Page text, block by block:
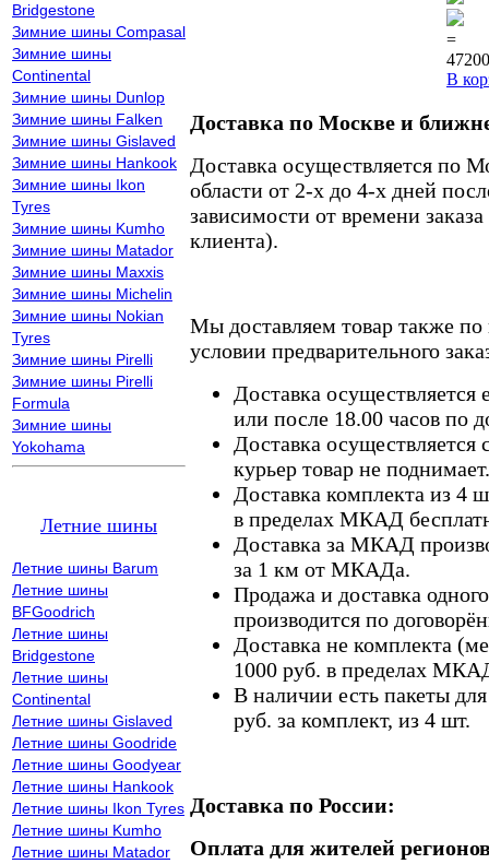
Bridgestone
Зимние шины Compasal
Зимние шины
Continental
Зимние шины Dunlop
Зимние шины Falken
Зимние шины Gislaved
Зимние шины Hankook
Зимние шины Ikon
Tyres
Зимние шины Kumho
Зимние шины Matador
Зимние шины Maxxis
Зимние шины Michelin
Зимние шины Nokian
Tyres
Зимние шины Pirelli
Зимние шины Pirelli
Formula
Зимние шины
Yokohama
Летние шины
Летние шины Barum
Летние шины
BFGoodrich
Летние шины
Bridgestone
Летние шины
Continental
Летние шины Gislaved
Летние шины Goodride
Летние шины Goodyear
Летние шины Hankook
Летние шины Ikon Tyres
Летние шины Kumho
Летние шины Matador
=
В
Доставка по Москве и
Доставка осуществляется по
области от 2-х до 4-х дней
зависимости от времени
клиента).
Мы доставляем товар также
условии предварительного
Доставка осуществляется
или после 18.00 часов по
Доставка осуществляется
курьер товар не поднимает.
Доставка комплекта из 4
в пределах МКАД
Доставка за МКАД
за 1 км от МКАДа.
Продажа и доставка
производится по
Доставка не комплекта
1000 руб. в пределах
В наличии есть пакеты
руб. за комплект, из 4 шт.
Доставка по России:
Оплата для жителей